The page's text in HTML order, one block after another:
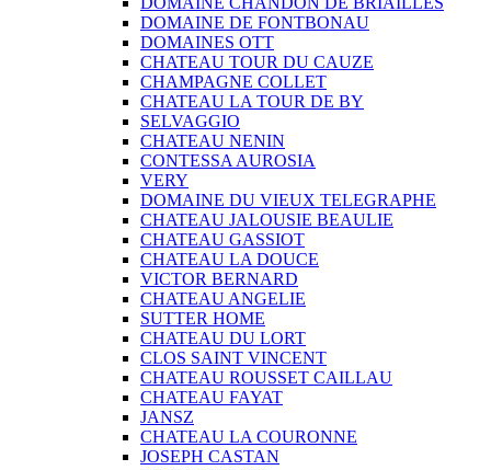
DOMAINE DE FONTBONAU
DOMAINES OTT
CHATEAU TOUR DU CAUZE
CHAMPAGNE COLLET
CHATEAU LA TOUR DE BY
SELVAGGIO
CHATEAU NENIN
CONTESSA AUROSIA
VERY
DOMAINE DU VIEUX TELEGRAPHE
CHATEAU JALOUSIE BEAULIE
CHATEAU GASSIOT
CHATEAU LA DOUCE
VICTOR BERNARD
CHATEAU ANGELIE
SUTTER HOME
CHATEAU DU LORT
CLOS SAINT VINCENT
CHATEAU ROUSSET CAILLAU
CHATEAU FAYAT
JANSZ
CHATEAU LA COURONNE
JOSEPH CASTAN